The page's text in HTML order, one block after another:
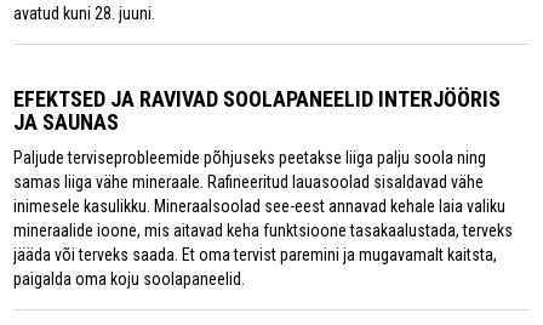
avatud kuni 28. juuni.
EFEKTSED JA RAVIVAD SOOLAPANEELID INTERJÖÖRIS
JA SAUNAS
Paljude terviseprobleemide põhjuseks peetakse liiga palju soola ning
samas liiga vähe mineraale. Rafineeritud lauasoolad sisaldavad vähe
inimesele kasulikku. Mineraalsoolad see-eest annavad kehale laia valiku
mineraalide ioone, mis aitavad keha funktsioone tasakaalustada, terveks
jääda või terveks saada. Et oma tervist paremini ja mugavamalt kaitsta,
paigalda oma koju soolapaneelid.